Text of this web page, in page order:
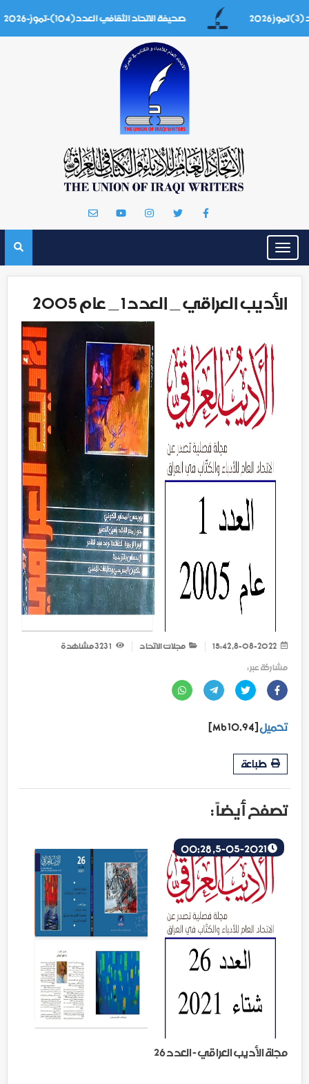
صحيفة الاتحاد الثقافي العدد(104)-تموز-2026
Toggle
navigation
الأديب العراقي _ العدد 1 _ عام 2005
مجلات الاتحاد
مشاهدة
مشاركة عبر :
تحميل[10.94 Mb]
طباعة
تصفح أيضاً :
مجلة الأديب العراقي - العدد 26